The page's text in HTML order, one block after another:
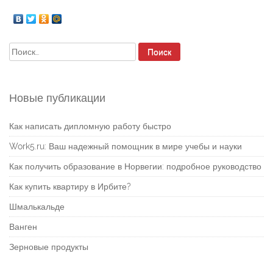
Найти:
Новые публикации
Как написать дипломную работу быстро
Work5.ru: Ваш надежный помощник в мире учебы и науки
Как получить образование в Норвегии: подробное руководство
Как купить квартиру в Ирбите?
Шмалькальде
Ванген
Зерновые продукты